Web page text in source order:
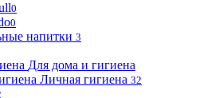
0
0
напитки 3
Для дома и гигиена
Личная гигиена 32